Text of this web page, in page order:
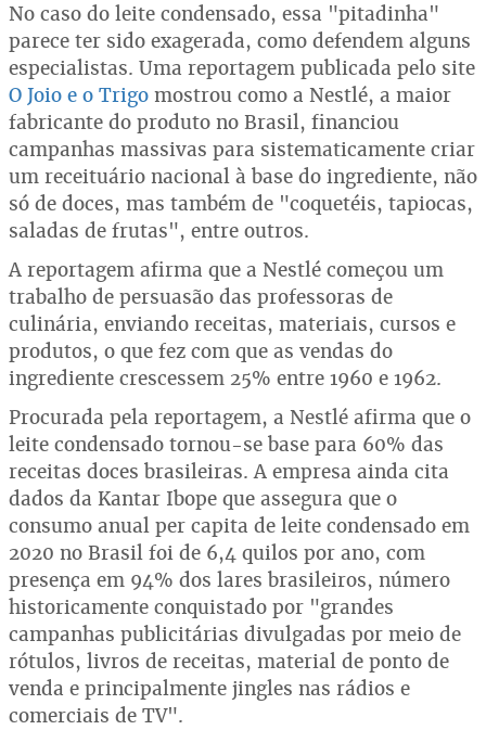
No caso do leite condensado, essa "pitadinha"
parece ter sido exagerada, como defendem alguns
especialistas. Uma reportagem publicada pelo site
O Joio e o Trigo mostrou como a Nestlé, a maior
fabricante do produto no Brasil, financiou
campanhas massivas para sistematicamente criar
um receituário nacional à base do ingrediente, não
só de doces, mas também de "coquetéis, tapiocas,
saladas de frutas", entre outros.
A reportagem afirma que a Nestlé começou um
trabalho de persuasão das professoras de
culinária, enviando receitas, materiais, cursos e
produtos, o que fez com que as vendas do
ingrediente crescessem 25% entre 1960 e 1962.
Procurada pela reportagem, a Nestlé afirma que o
leite condensado tornou-se base para 60% das
receitas doces brasileiras. A empresa ainda cita
dados da Kantar Ibope que assegura que o
consumo anual per capita de leite condensado em
2020 no Brasil foi de 6,4 quilos por ano, com
presença em 94% dos lares brasileiros, número
historicamente conquistado por "grandes
campanhas publicitárias divulgadas por meio de
rótulos, livros de receitas, material de ponto de
venda e principalmente jingles nas rádios e
comerciais de TV".